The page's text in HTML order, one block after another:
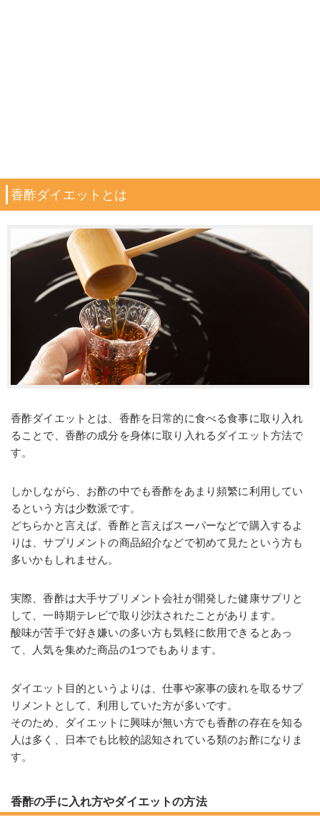
香酢ダイエットとは
香酢ダイエットとは、香酢を日常的に食べる食事に取り入れ
ることで、香酢の成分を身体に取り入れるダイエット方法で
す。
しかしながら、お酢の中でも香酢をあまり頻繁に利用してい
るという方は少数派です。
どちらかと言えば、香酢と言えばスーパーなどで購入するよ
りは、サプリメントの商品紹介などで初めて見たという方も
多いかもしれません。
実際、香酢は大手サプリメント会社が開発した健康サプリと
して、一時期テレビで取り沙汰されたことがあります。
酸味が苦手で好き嫌いの多い方も気軽に飲用できるとあっ
て、人気を集めた商品の1つでもあります。
ダイエット目的というよりは、仕事や家事の疲れを取るサプ
リメントとして、利用していた方が多いです。
そのため、ダイエットに興味が無い方でも香酢の存在を知る
人は多く、日本でも比較的認知されている類のお酢になりま
す。
香酢の手に入れ方やダイエットの方法